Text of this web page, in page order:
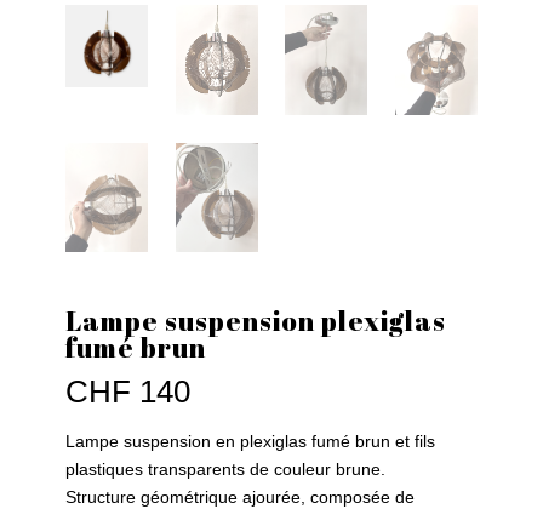
Lampe suspension plexiglas
fumé brun
CHF 140
Lampe suspension en plexiglas fumé brun et fils
plastiques transparents de couleur brune.
Structure géométrique ajourée, composée de